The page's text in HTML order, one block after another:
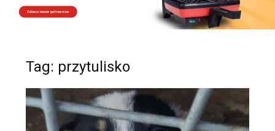
Tag: przytulisko